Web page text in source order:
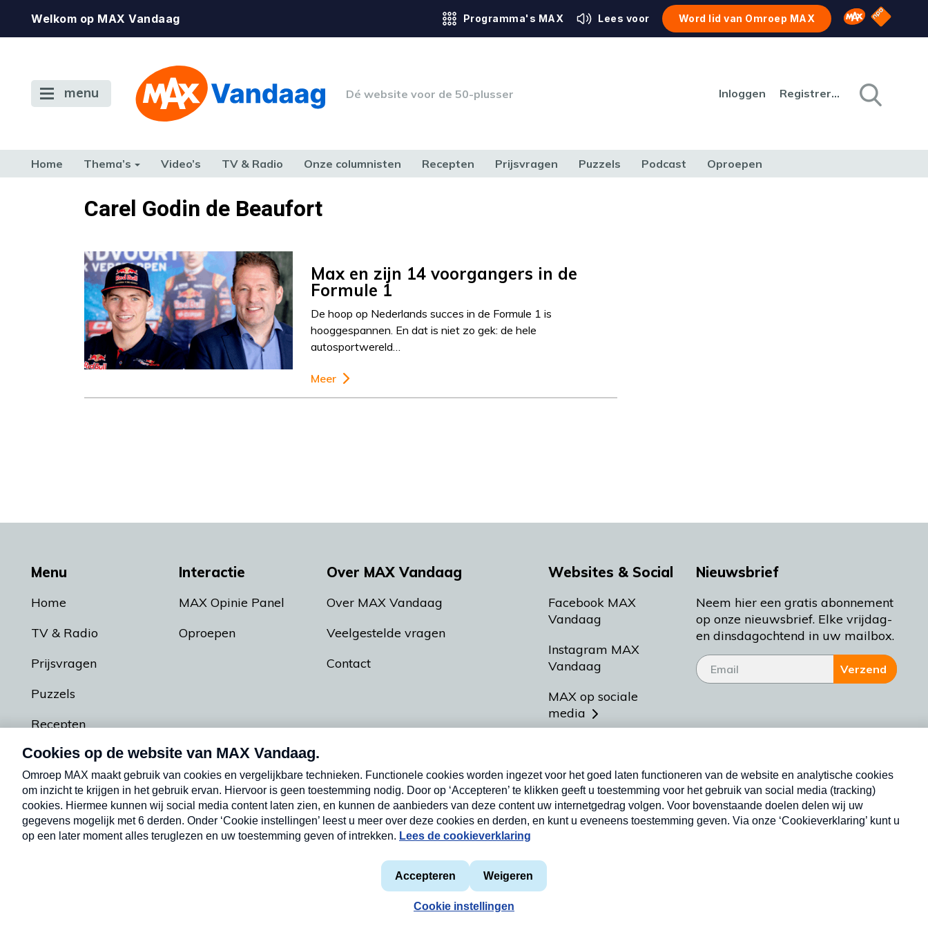
Welkom op MAX Vandaag Programma's MAX Lees voor Word lid van Omroep MAX Omroep MAX
NPO
menu Dé website voor de 50-plusser Inloggen Registreren
Home Thema’s Video’s TV & Radio Onze columnisten Recepten Prijsvragen Puzzels Podcast Oproepen
TERUG NAAR TOENCarel Godin de Beaufort
Max en zijn 14 voorgangers in de
Formule 1
De hoop op Nederlands succes in de Formule 1 is
hooggespannen. En dat is niet zo gek: de hele
autosportwereld…
Meer
Menu
Home
TV & Radio
Prijsvragen
Puzzels
Recepten
Podcasts
Interactie
MAX Opinie Panel
Oproepen
Over MAX Vandaag
Over MAX Vandaag
Veelgestelde vragen
Contact
Websites & Social
Facebook MAX
Vandaag
Instagram MAX
Vandaag
MAX op sociale
media
Meldpunt Actueel
Heel Holland Bakt
Nieuwsbrief
Neem hier een gratis abonnement
op onze nieuwsbrief. Elke vrijdag-
en dinsdagochtend in uw mailbox.
Verzend
Privacyverklaring
Cookieverklaring
Nieuwsbrief
Neem hier een gratis abonnement op onze